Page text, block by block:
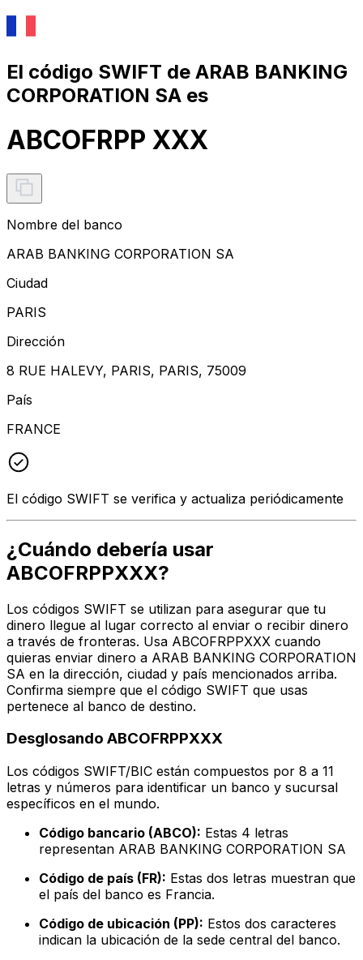
El código SWIFT de ARAB BANKING
CORPORATION SA es
ABCOFRPP XXX
Nombre del banco
ARAB BANKING CORPORATION SA
Ciudad
PARIS
Dirección
8 RUE HALEVY, PARIS, PARIS, 75009
País
FRANCE
El código SWIFT se verifica y actualiza periódicamente
¿Cuándo debería usar
ABCOFRPPXXX?
Los códigos SWIFT se utilizan para asegurar que tu
dinero llegue al lugar correcto al enviar o recibir dinero
a través de fronteras. Usa ABCOFRPPXXX cuando
quieras enviar dinero a ARAB BANKING CORPORATION
SA en la dirección, ciudad y país mencionados arriba.
Confirma siempre que el código SWIFT que usas
pertenece al banco de destino.
Desglosando ABCOFRPPXXX
Los códigos SWIFT/BIC están compuestos por 8 a 11
letras y números para identificar un banco y sucursal
específicos en el mundo.
Código bancario (ABCO): Estas 4 letras
representan ARAB BANKING CORPORATION SA
Código de país (FR): Estas dos letras muestran que
el país del banco es Francia.
Código de ubicación (PP): Estos dos caracteres
indican la ubicación de la sede central del banco.